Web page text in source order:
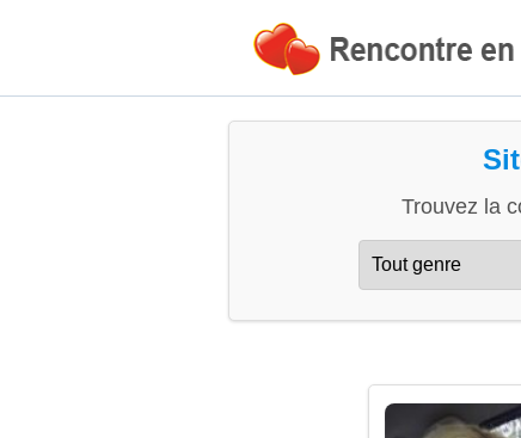
Trouvez la